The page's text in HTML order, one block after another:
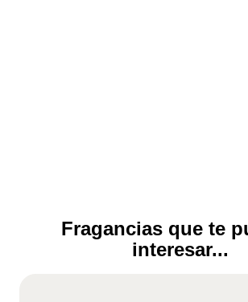
Fragancias que te
interesar...